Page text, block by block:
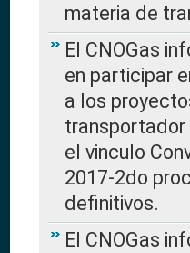
materia de
El CNOGas
en participar
a los
transportador
el vinculo
2017-2do
definitivos.
El CNOGas